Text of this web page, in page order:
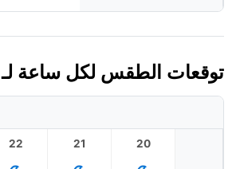
توقعات الطقس لكل ساعة لـ Thaba-Tseka، ليسوتو اليوم 🇱🇸
20
21
22